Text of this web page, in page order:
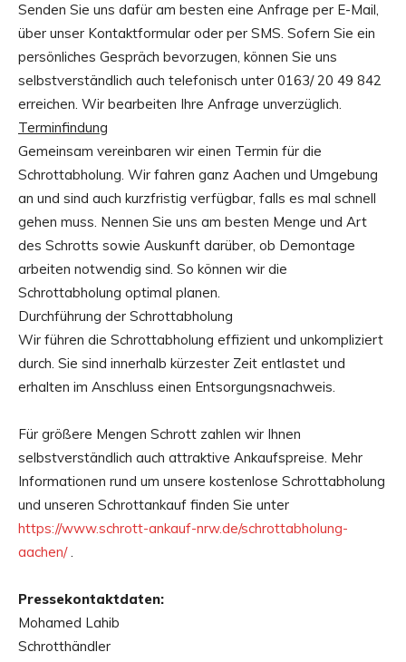
Senden Sie uns dafür am besten eine Anfrage per E-Mail,
über unser Kontaktformular oder per SMS. Sofern Sie ein
persönliches Gespräch bevorzugen, können Sie uns
selbstverständlich auch telefonisch unter 0163/ 20 49 842
erreichen. Wir bearbeiten Ihre Anfrage unverzüglich.
Terminfindung
Gemeinsam vereinbaren wir einen Termin für die
Schrottabholung. Wir fahren ganz Aachen und Umgebung
an und sind auch kurzfristig verfügbar, falls es mal schnell
gehen muss. Nennen Sie uns am besten Menge und Art
des Schrotts sowie Auskunft darüber, ob Demontage
arbeiten notwendig sind. So können wir die
Schrottabholung optimal planen.
Durchführung der Schrottabholung
Wir führen die Schrottabholung effizient und unkompliziert
durch. Sie sind innerhalb kürzester Zeit entlastet und
erhalten im Anschluss einen Entsorgungsnachweis.
Für größere Mengen Schrott zahlen wir Ihnen
selbstverständlich auch attraktive Ankaufspreise. Mehr
Informationen rund um unsere kostenlose Schrottabholung
und unseren Schrottankauf finden Sie unter
https://www.schrott-ankauf-nrw.de/schrottabholung-
aachen/.
Pressekontaktdaten:
Mohamed Lahib
Schrotthändler